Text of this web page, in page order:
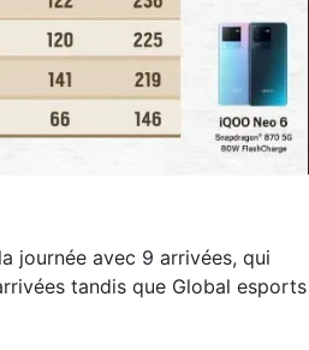
journée avec 9 arrivées, qui
tandis que Global esports